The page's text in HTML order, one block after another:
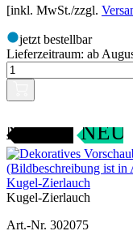
[inkl. MwSt./zzgl.
jetzt bestellbar
Lieferzeitraum: ab
NEU
Kugel-Zierlauch
Kugel-Zierlauch
Art.-Nr. 302075